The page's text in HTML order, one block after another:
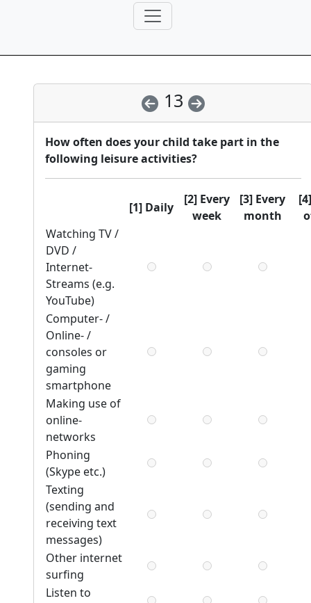
13
How often does your child take part in the
following leisure activities?
[1] Daily
[2] Every
week
[3] Every
month
Watching TV /
DVD /
Internet-
Streams (e.g.
YouTube)
Computer- /
Online- /
consoles or
gaming
smartphone
Making use of
online-
networks
Phoning
(Skype etc.)
Texting
(sending and
receiving text
messages)
Other internet
surfing
Listen to